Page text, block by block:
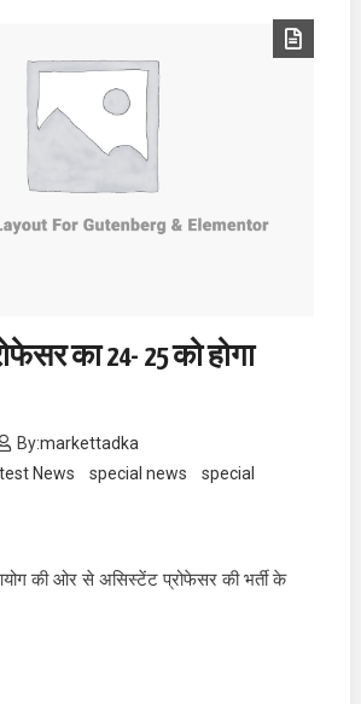
का 24- 25 को होगा
By:markettadka
News special news
special
की ओर से असिस्टेंट प्रोफेसर की भर्ती के